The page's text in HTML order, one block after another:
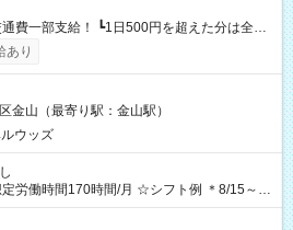
内の方は自己負担となります ★日払い
┗働いたその日に現金GET♪ お仕事後はコン
あり
金山（最寄り駅：金山駅）
ウッズ
170時間/月 ☆シフト例 ＊8/15～
00～12：00 17：00～21：00 ＊8/31
もあります！ 12：00～16：00 ＊9/6～